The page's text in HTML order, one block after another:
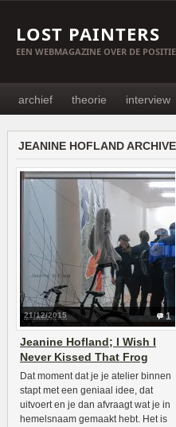
LOST PAINTERS
EEN WEBMAGAZINE OVER DE
archief theorie interview
JEANINE HOFLAND ARCHIVE
1
21/12/2015
Jeanine Hofland; I Wish I
Never Kissed That Frog
Dat moment dat je je atelier binnen
stapt met een geniaal idee, dat
uitvoert en je dan afvraagt wat je in
hemelsnaam gemaakt hebt. Het is